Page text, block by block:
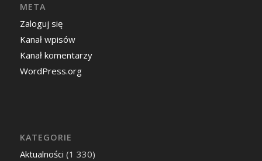
META
Zaloguj się
Kanał wpisów
Kanał komentarzy
WordPress.org
KATEGORIE
Aktualności (1 330)